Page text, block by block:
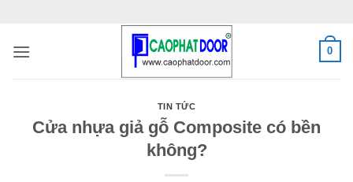
nội
0
TIN TỨC
Cửa nhựa giả gỗ Composite có bền
không?